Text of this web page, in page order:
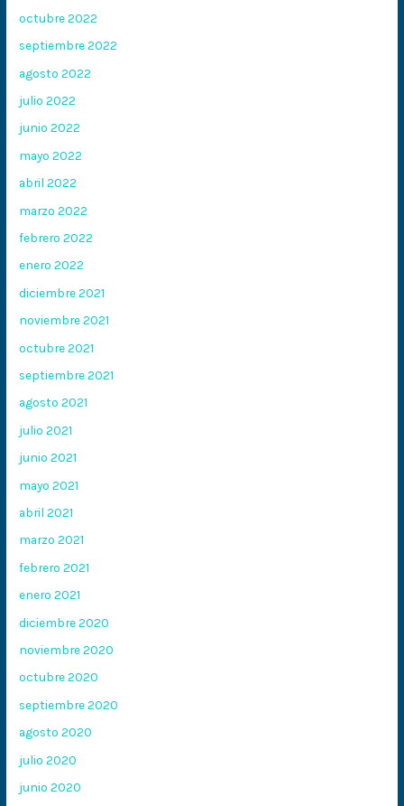
octubre 2022
septiembre 2022
agosto 2022
julio 2022
junio 2022
mayo 2022
abril 2022
marzo 2022
febrero 2022
enero 2022
diciembre 2021
noviembre 2021
octubre 2021
septiembre 2021
agosto 2021
julio 2021
junio 2021
mayo 2021
abril 2021
marzo 2021
febrero 2021
enero 2021
diciembre 2020
noviembre 2020
octubre 2020
septiembre 2020
agosto 2020
julio 2020
junio 2020